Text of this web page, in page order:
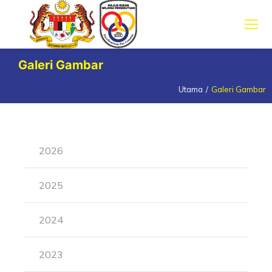
Galeri Gambar
Utama Galeri Gambar
2026
2025
2024
2023